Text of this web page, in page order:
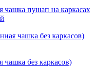
чашка пушап на каркасах
без каркасов)